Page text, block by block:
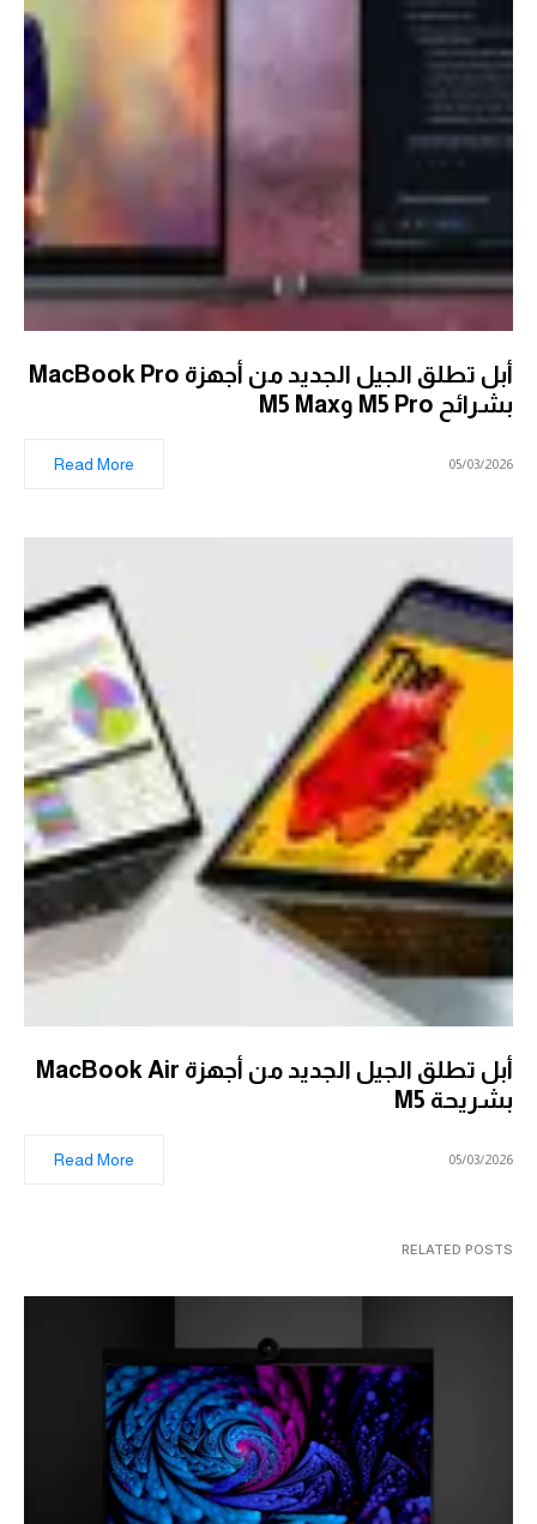
أبل تطلق الجيل الجديد من أجهزة MacBook Pro
بشرائح M5 Pro وM5 Max
05/03/2026
Read More
أبل تطلق الجيل الجديد من أجهزة MacBook Air
بشريحة M5
05/03/2026
Read More
RELATED POSTS